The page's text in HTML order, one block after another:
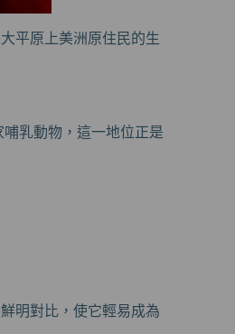
平原上美洲原住民的生
乳動物，這一地位正是
明對比，使它輕易成為